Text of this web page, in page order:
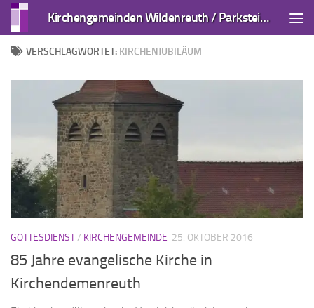
Zum Inhalt springen Kirchengemeinden Wildenreuth / Parkstein und Kirchendemenreuth
VERSCHLAGWORTET: KIRCHENJUBILÄUM
GOTTESDIENST/ KIRCHENGEMEINDE 25. OKTOBER 2016
85 Jahre evangelische Kirche in
Kirchendemenreuth